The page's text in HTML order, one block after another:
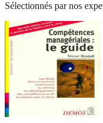
Sélectionnés par nos